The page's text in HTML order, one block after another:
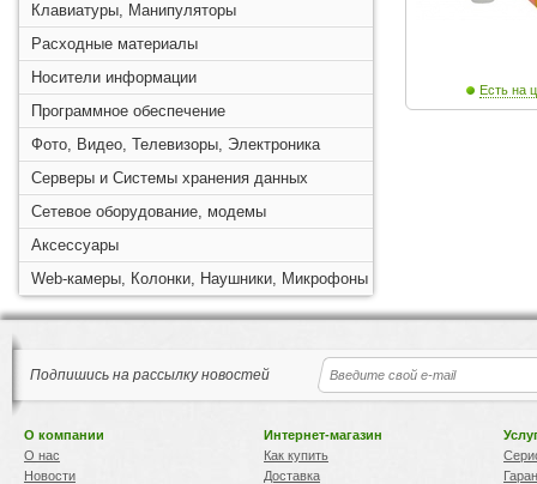
Клавиатуры, Манипуляторы
Расходные материалы
Носители информации
Программное обеспечение
Фото, Видео, Телевизоры, Электроника
Серверы и Системы хранения данных
Сетевое оборудование, модемы
Аксессуары
Web-камеры, Колонки, Наушники, Микрофоны
Есть на
Подпишись на рассылку новостей
О компании
О нас
Новости
Интернет-магазин
Как купить
Доставка